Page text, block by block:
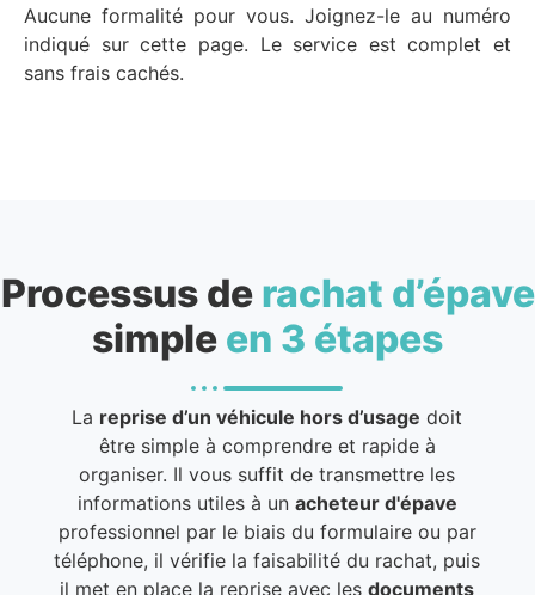
Aucune formalité pour vous. Joignez-le au numéro
indiqué sur cette page. Le service est complet et
sans frais cachés.
Processus de rachat d’épave
simple en 3 étapes
La reprise d’un véhicule hors d’usage doit
être simple à comprendre et rapide à
organiser. Il vous suffit de transmettre les
informations utiles à un acheteur d'épave
professionnel par le biais du formulaire ou par
téléphone, il vérifie la faisabilité du rachat, puis
il met en place la reprise avec lesdocuments